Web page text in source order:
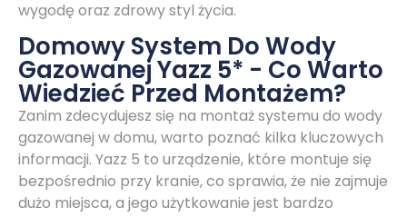
wygodę oraz zdrowy styl życia.
Domowy System Do Wody
Gazowanej Yazz 5* - Co Warto
Wiedzieć Przed Montażem?
Zanim zdecydujesz się na montaż systemu do wody
gazowanej w domu, warto poznać kilka kluczowych
informacji. Yazz 5 to urządzenie, które montuje się
bezpośrednio przy kranie, co sprawia, że nie zajmuje
dużo miejsca, a jego użytkowanie jest bardzo